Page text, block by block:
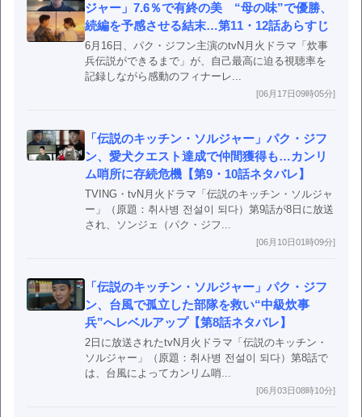
ジャー」7.6％で有終の美 “母の味”で優勝、
続編を予感させる結末…第11・12話あらすじ
6月16日、パク・ジフン主演のtvN月火ドラマ「炊事
兵伝説ができるまで」が、自己最高に迫る視聴率を
記録しながら感動のフィナーレ...
[06月17日09時05分]
「伝説のキッチン・ソルジャー」パク・ジフ
ン、愛犬クエスト達成で仲間獲得も…カンリ
ム哨所に存続危機【第9・10話ネタバレ】
TVING・tvN月火ドラマ「伝説のキッチン・ソルジャ
ー」（原題：취사병 전설이 되다）第9話が8日に放送
され、ソンジェ（パク・ジフ...
[06月10日01時09分]
「伝説のキッチン・ソルジャー」パク・ジフ
ン、台風で孤立した部隊を救い“中級炊事
兵”へレベルアップ【第8話ネタバレ】
2日に放送されたtvN月火ドラマ「伝説のキッチン・
ソルジャー」（原題：취사병 전설이 되다）第8話で
は、台風によってカンリム哨...
[06月03日08時10分]